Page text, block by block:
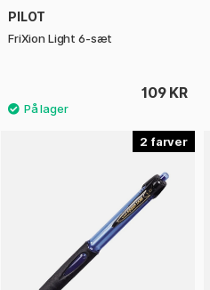
PILOT
FriXion Light 6-sæt
109 KR
2